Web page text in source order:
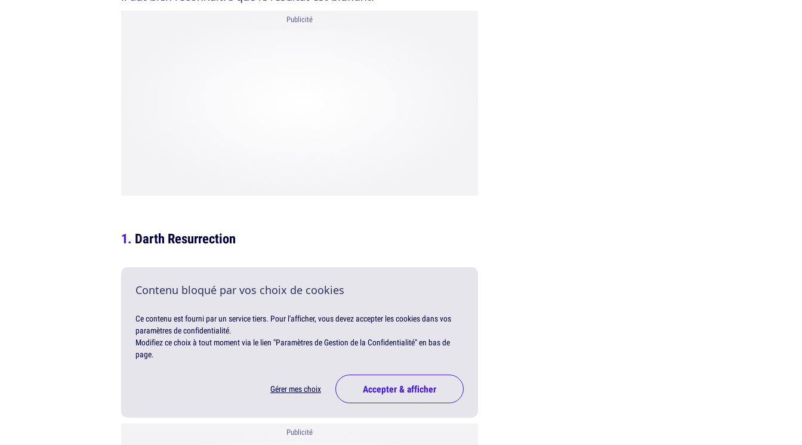
Publicité
Darth Resurrection
Contenu bloqué par vos choix de cookies
Ce contenu est fourni par un service tiers. Pour l'afficher, vous devez accepter les cookies dans vos
paramètres de confidentialité.
Modifiez ce choix à tout moment via le lien "Paramètres de Gestion de la Confidentialité" en bas de
page.
Gérer mes choix Accepter & afficher
Publicité